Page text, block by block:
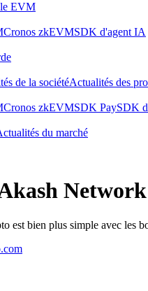
EVM
Cronos zkEVMSDK d'agent IA
de la sociétéActualités des
Cronos zkEVMSDK PaySDK
du marché
est bien plus simple avec les